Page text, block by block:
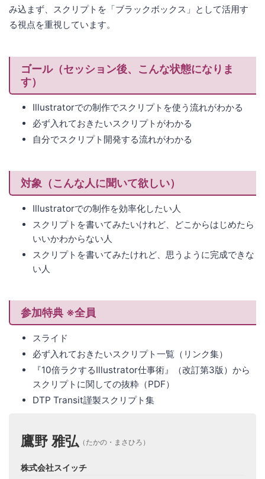
み込まず、スクリプトを「ブラックボックス」として活用す
る視点を重視しています。
ゴール（セッション後、こんな状態になりま
す）
Illustratorでの制作でスクリプトを使う流れがわかる
必ず入れておきたいスクリプトがわかる
自分でスクリプト開発する流れがわかる
対象（こんな人に聞いて欲しい）
Illustratorでの制作を効率化したい人
スクリプトを書いてみたいけれど、どこからはじめたら
いいかわからない人
スクリプトを書いてみたけれど、思うように完成できな
い人
参加特典 ※全員
スライド
必ず入れておきたいスクリプト一覧（リンク集）
『10倍ラクするIllustrator仕事術』（改訂第3版）から
スクリプトに関しての抜粋（PDF）
DTP Transit謹製スクリプト集
鷹野 雅弘 （たかの・まさひろ）
株式会社スイッチ